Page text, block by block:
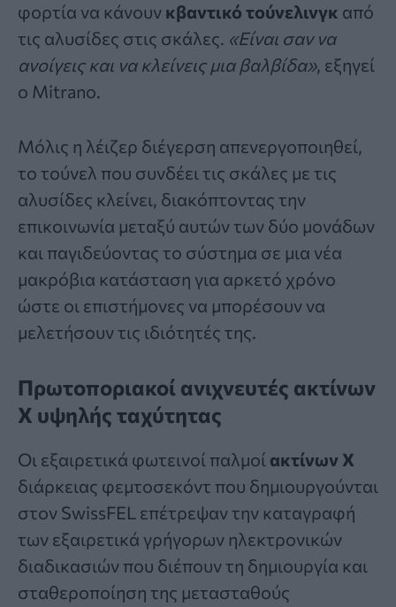
φορτία να κάνουν κβαντικό τούνελινγκ από
τις αλυσίδες στις σκάλες. «Είναι σαν να
ανοίγεις και να κλείνεις μια βαλβίδα», εξηγεί
ο Mitrano.
Μόλις η λέιζερ διέγερση απενεργοποιηθεί,
το τούνελ που συνδέει τις σκάλες με τις
αλυσίδες κλείνει, διακόπτοντας την
επικοινωνία μεταξύ αυτών των δύο μονάδων
και παγιδεύοντας το σύστημα σε μια νέα
μακρόβια κατάσταση για αρκετό χρόνο
ώστε οι επιστήμονες να μπορέσουν να
μελετήσουν τις ιδιότητές της.
Πρωτοποριακοί ανιχνευτές ακτίνων
Χ υψηλής ταχύτητας
Οι εξαιρετικά φωτεινοί παλμοί ακτίνων Χ
διάρκειας φεμτοσεκόντ που δημιουργούνται
στον SwissFEL επέτρεψαν την καταγραφή
των εξαιρετικά γρήγορων ηλεκτρονικών
διαδικασιών που διέπουν τη δημιουργία και
σταθεροποίηση της μετασταθούς